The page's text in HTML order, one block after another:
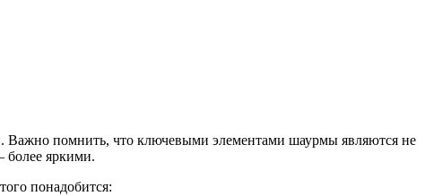
Важно помнить, что ключевыми элементами шаурмы являются не
более яркими.
понадобится: